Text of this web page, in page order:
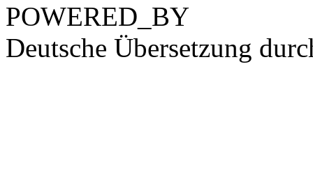
POWERED_BY
Deutsche Übersetzung